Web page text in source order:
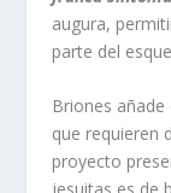
augura,
parte del
Briones
que requieren
proyecto